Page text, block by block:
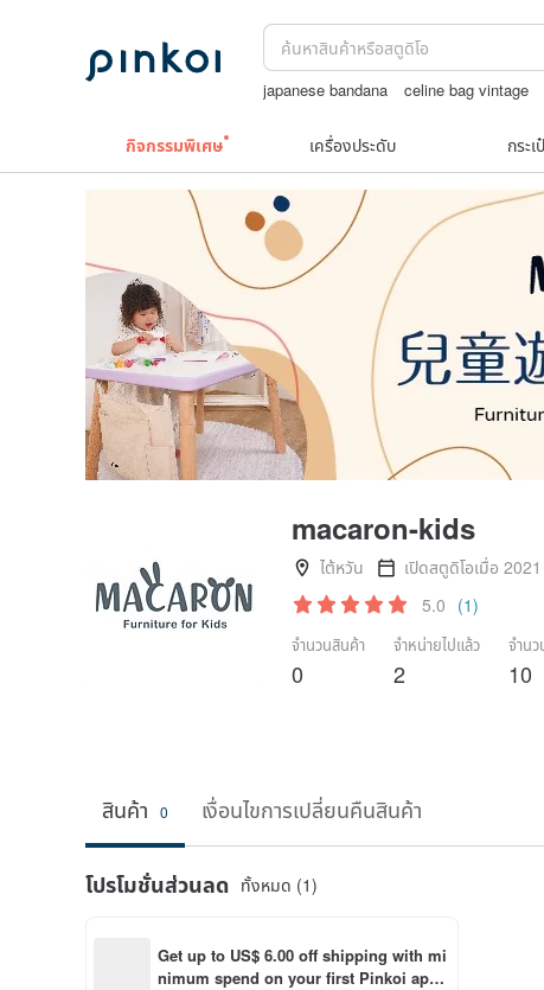
japanese bandana celine bag vintage
กิจกรรมพิเศษ เครื่องประดับ กระเ
macaron-kids
ไต้หวัน
เปิดสตูดิโอเมื่อ 2021
5.0 (1)
จำนวนสินค้า
0
จำหน่ายไปแล้ว
2
จำน
10
สินค้า 0 เงื่อนไขการเปลี่ยนคืนสินค้า
โปรโมชั่นส่วนลด ทั้งหมด (1)
Get up to US$ 6.00 off shipping with mi
nimum spend on your first Pinkoi app